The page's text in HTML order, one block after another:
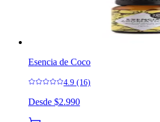
Esencia de Coco
4.9 (16)
Desde $2.990